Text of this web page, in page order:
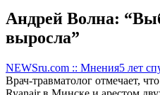
Андрей Волна:
выросла”
NEWSru.com :: Мнения5 лет
Врач-травматолог отмечает,